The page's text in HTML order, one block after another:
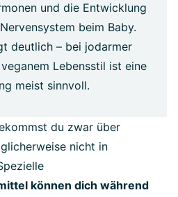
und die Entwicklung
beim Baby.
deutlich – bei jodarmer
Lebensstil ist eine
meist sinnvoll.
du zwar über
nicht in
können dich während